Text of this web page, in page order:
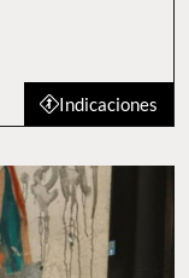
Indicaciones